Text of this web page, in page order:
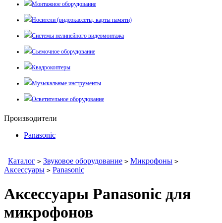
Монтажное оборудование
Носители (видеокассеты, карты памяти)
Системы нелинейного видеомонтажа
Съемочное оборудование
Квадрокоптеры
Музыкальные инструменты
Осветительное оборудование
Производители
Panasonic
Каталог > Звуковое оборудование > Микрофоны >
Аксессуары > Panasonic
Аксессуары Panasonic для
микрофонов